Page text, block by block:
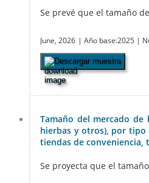
Se prevé que el tamaño
June, 2026 | Año base:2025 |
Descargar muestra
Tamaño del mercado
hierbas y otros), por tipo
tiendas de conveniencia,
Se proyecta que el